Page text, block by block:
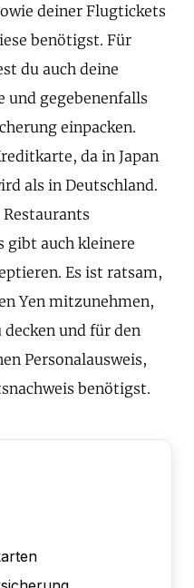
deiner Flugtickets
benötigst. Für
du auch deine
und gegebenenfalls
einpacken.
da in Japan
als in Deutschland.
gibt auch kleinere
Es ist ratsam,
Yen mitzunehmen,
und für den
Personalausweis,
benötigst.